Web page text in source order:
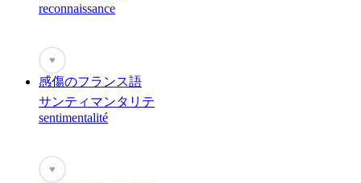
reconnaissance
♥
感傷のフランス語
サンティマンタリテ
sentimentalité
♥